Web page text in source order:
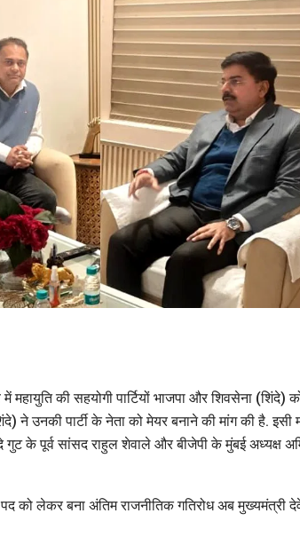
की सहयोगी पार्टियों भाजपा और शिवसेना (शिंदे)
उनकी पार्टी के नेता को मेयर बनाने की मांग की है. इसी
के पूर्व सांसद राहुल शेवाले और बीजेपी के मुंबई अध्यक्ष
को लेकर बना अंतिम राजनीतिक गतिरोध अब मुख्यमंत्री